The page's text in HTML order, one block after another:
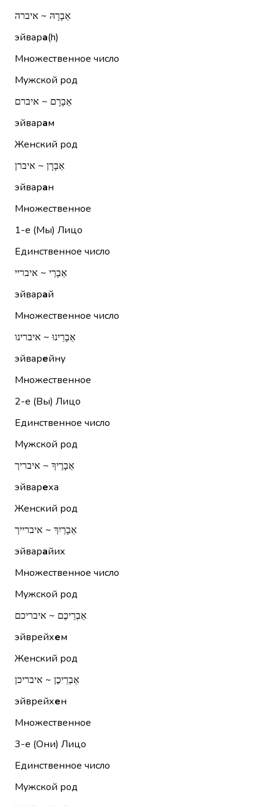
אֵבָרָהּ ~ איברה
эйвара(h)
Множественное число
Мужской род
אֵבָרָם ~ איברם
эйварам
Женский род
אֵבָרָן ~ איברן
эйваран
Множественное
1-е (Мы) Лицо
Единственное число
אֵבָרַי ~ איבריי
эйварай
Множественное число
אֵבָרֵינוּ ~ איברינו
эйварейну
Множественное
2-е (Вы) Лицо
Единственное число
Мужской род
אֵבָרֶיךָ ~ איבריך
эйвареха
Женский род
אֵבָרַיִךְ ~ איברייך
эйварайих
Множественное число
Мужской род
אֵבְרֵיכֶם ~ איבריכם
эйврейхем
Женский род
אֵבְרֵיכֶן ~ איבריכן
эйврейхен
Множественное
3-е (Они) Лицо
Единственное число
Мужской род